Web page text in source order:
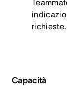
richieste.
Capacità